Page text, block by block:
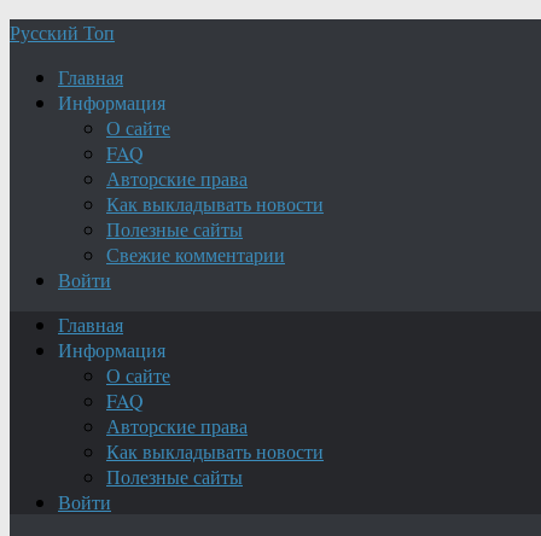
Русский Топ
Главная
Информация
О сайте
FAQ
Авторские права
Как выкладывать новости
Полезные сайты
Свежие комментарии
Войти
Главная
Информация
О сайте
FAQ
Авторские права
Как выкладывать новости
Полезные сайты
Войти